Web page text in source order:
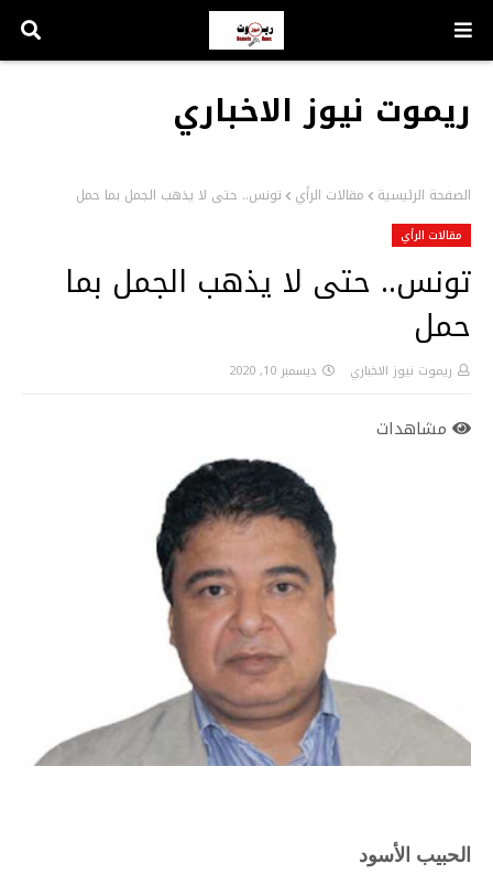
ريموت نيوز الاخباري
الصفحة الرئيسية مقالات الرأي تونس.. حتى لا يذهب الجمل بما حمل
مقالات الرأي
تونس.. حتى لا يذهب الجمل بما
حمل
ريموت نيوز الاخباري ديسمبر 10, 2020
مشاهدات
الحبيب الأسود